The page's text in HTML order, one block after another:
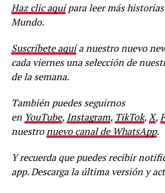
Haz clic aquípara leer más historias
Mundo.
Suscríbete aquía nuestro nuevo
cada viernes una selección de
de la semana.
También puedes seguirnos
en YouTube, Instagram, TikTok,X,
nuestronuevo canal de WhatsApp.
Y recuerda que puedes recibir
app. Descarga la última versión y